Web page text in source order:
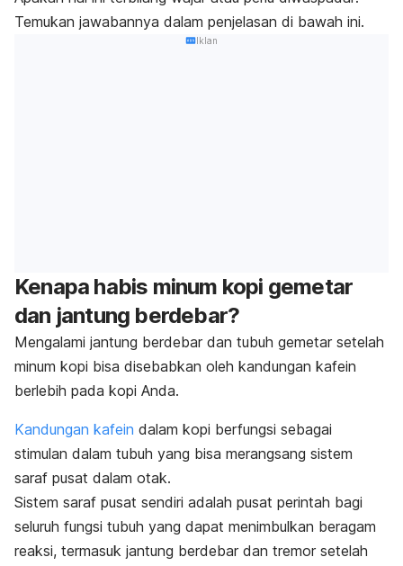
Temukan jawabannya dalam penjelasan di bawah ini.
Iklan
Kenapa habis minum kopi gemetar
dan jantung berdebar?
Mengalami jantung berdebar dan tubuh gemetar setelah
minum kopi bisa disebabkan oleh kandungan kafein
berlebih pada kopi Anda.
Kandungan kafein dalam kopi berfungsi sebagai
stimulan dalam tubuh yang bisa merangsang sistem
saraf pusat dalam otak.
Sistem saraf pusat sendiri adalah pusat perintah bagi
seluruh fungsi tubuh yang dapat menimbulkan beragam
reaksi, termasuk jantung berdebar dan tremor setelah